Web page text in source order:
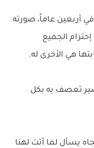
أربعين عاماً، صورته
الجميع
هي الأخرى له.
تعصف به بكل
يسأل لما أتت لهنا